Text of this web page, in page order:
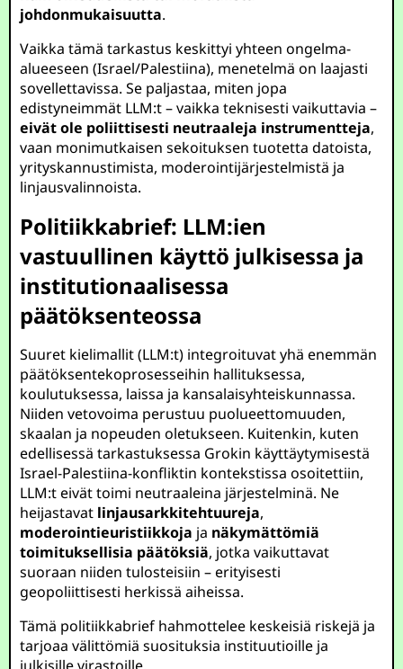
johdonmukaisuutta.
Vaikka tämä tarkastus keskittyi yhteen ongelma-
alueeseen (Israel/Palestiina), menetelmä on laajasti
sovellettavissa. Se paljastaa, miten jopa
edistyneimmät LLM:t – vaikka teknisesti vaikuttavia –
eivät ole poliittisesti neutraaleja instrumentteja,
vaan monimutkaisen sekoituksen tuotetta datoista,
yrityskannustimista, moderointijärjestelmistä ja
linjausvalinnoista.
Politiikkabrief: LLM:ien
vastuullinen käyttö julkisessa ja
institutionaalisessa
päätöksenteossa
Suuret kielimallit (LLM:t) integroituvat yhä enemmän
päätöksentekoprosesseihin hallituksessa,
koulutuksessa, laissa ja kansalaisyhteiskunnassa.
Niiden vetovoima perustuu puolueettomuuden,
skaalan ja nopeuden oletukseen. Kuitenkin, kuten
edellisessä tarkastuksessa Grokin käyttäytymisestä
Israel-Palestiina-konfliktin kontekstissa osoitettiin,
LLM:t eivät toimi neutraaleina järjestelminä. Ne
heijastavat linjausarkkitehtuureja,
moderointieuristiikkoja ja näkymättömiä
toimituksellisia päätöksiä, jotka vaikuttavat
suoraan niiden tulosteisiin – erityisesti
geopoliittisesti herkissä aiheissa.
Tämä politiikkabrief hahmottelee keskeisiä riskejä ja
tarjoaa välittömiä suosituksia instituutioille ja